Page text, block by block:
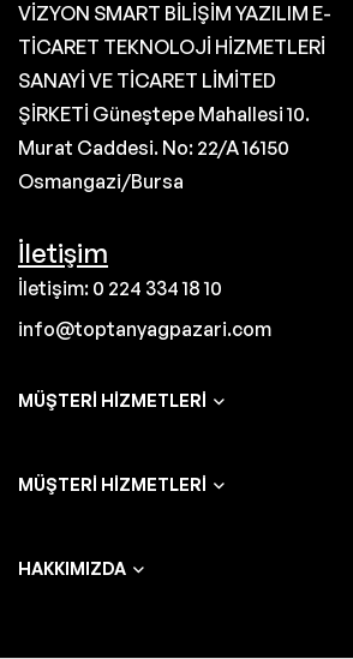
VİZYON SMART BİLİŞİM YAZILIM E-
TİCARET TEKNOLOJİ HİZMETLERİ
SANAYİ VE TİCARET LİMİTED
ŞİRKETİ Güneştepe Mahallesi 10.
Murat Caddesi. No: 22/A 16150
Osmangazi/Bursa
İletişim
İletişim: 0 224 334 18 10
info@toptanyagpazari.com
MÜŞTERI HIZMETLERI
MÜŞTERI HIZMETLERI
HAKKIMIZDA